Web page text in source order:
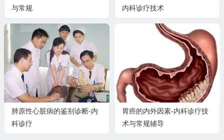
与常规
内科诊疗技术
肺原性心脏病的鉴别诊断-内
科诊疗
胃癌的内外因素-内科诊疗技
术与常规辅导